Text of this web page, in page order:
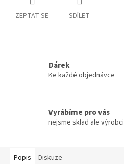
ZEPTAT SE SDÍLET
Dárek
Ke každé objednávce
Vyrábíme pro vás
nejsme sklad ale výrobci
Popis Diskuze